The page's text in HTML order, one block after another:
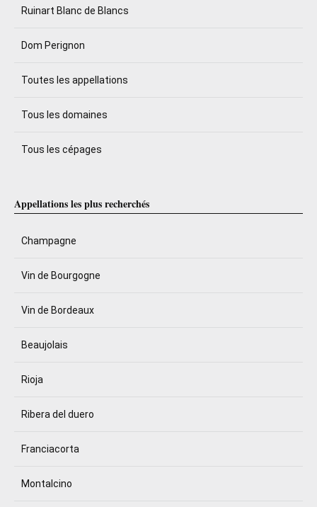
Ruinart Blanc de Blancs
Dom Perignon
Toutes les appellations
Tous les domaines
Tous les cépages
Appellations les plus recherchés
Champagne
Vin de Bourgogne
Vin de Bordeaux
Beaujolais
Rioja
Ribera del duero
Franciacorta
Montalcino